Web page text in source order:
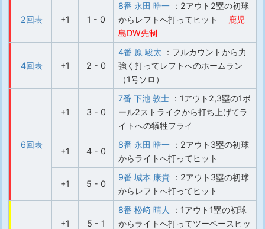
2回表 +1 1 - 0
8番 永田 晧一 ：2アウト2塁の初球
からレフトへ打ってヒット
鹿児
島DW先制
4回表 +1 2 - 0
4番 原 駿太 ：フルカウントから力
強く打ってレフトへのホームラン
（1号ソロ）
6回表
+1 3 - 0
7番 下池 敦士 ：1アウト2,3塁の1ボ
ール2ストライクから打ち上げてラ
イトへの犠牲フライ
+1 4 - 0
8番 永田 晧一 ：2アウト3塁の初球
からライトへ打ってヒット
+1 5 - 0
9番 城本 康貴 ：2アウト3塁の初球
からレフトへ打ってヒット
+1 5 - 1
8番 松﨑 晴人
：1アウト1塁の初球
からライトへ打ってツーベースヒッ